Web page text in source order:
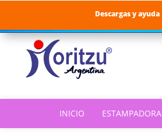
Descargas y ayuda
INICIO